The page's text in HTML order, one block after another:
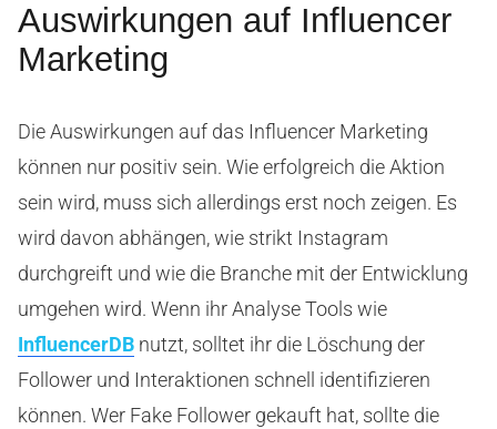
Auswirkungen auf Influencer
Marketing
Die Auswirkungen auf das Influencer Marketing
können nur positiv sein. Wie erfolgreich die Aktion
sein wird, muss sich allerdings erst noch zeigen. Es
wird davon abhängen, wie strikt Instagram
durchgreift und wie die Branche mit der Entwicklung
umgehen wird. Wenn ihr Analyse Tools wie
InfluencerDB nutzt, solltet ihr die Löschung der
Follower und Interaktionen schnell identifizieren
können. Wer Fake Follower gekauft hat, sollte die